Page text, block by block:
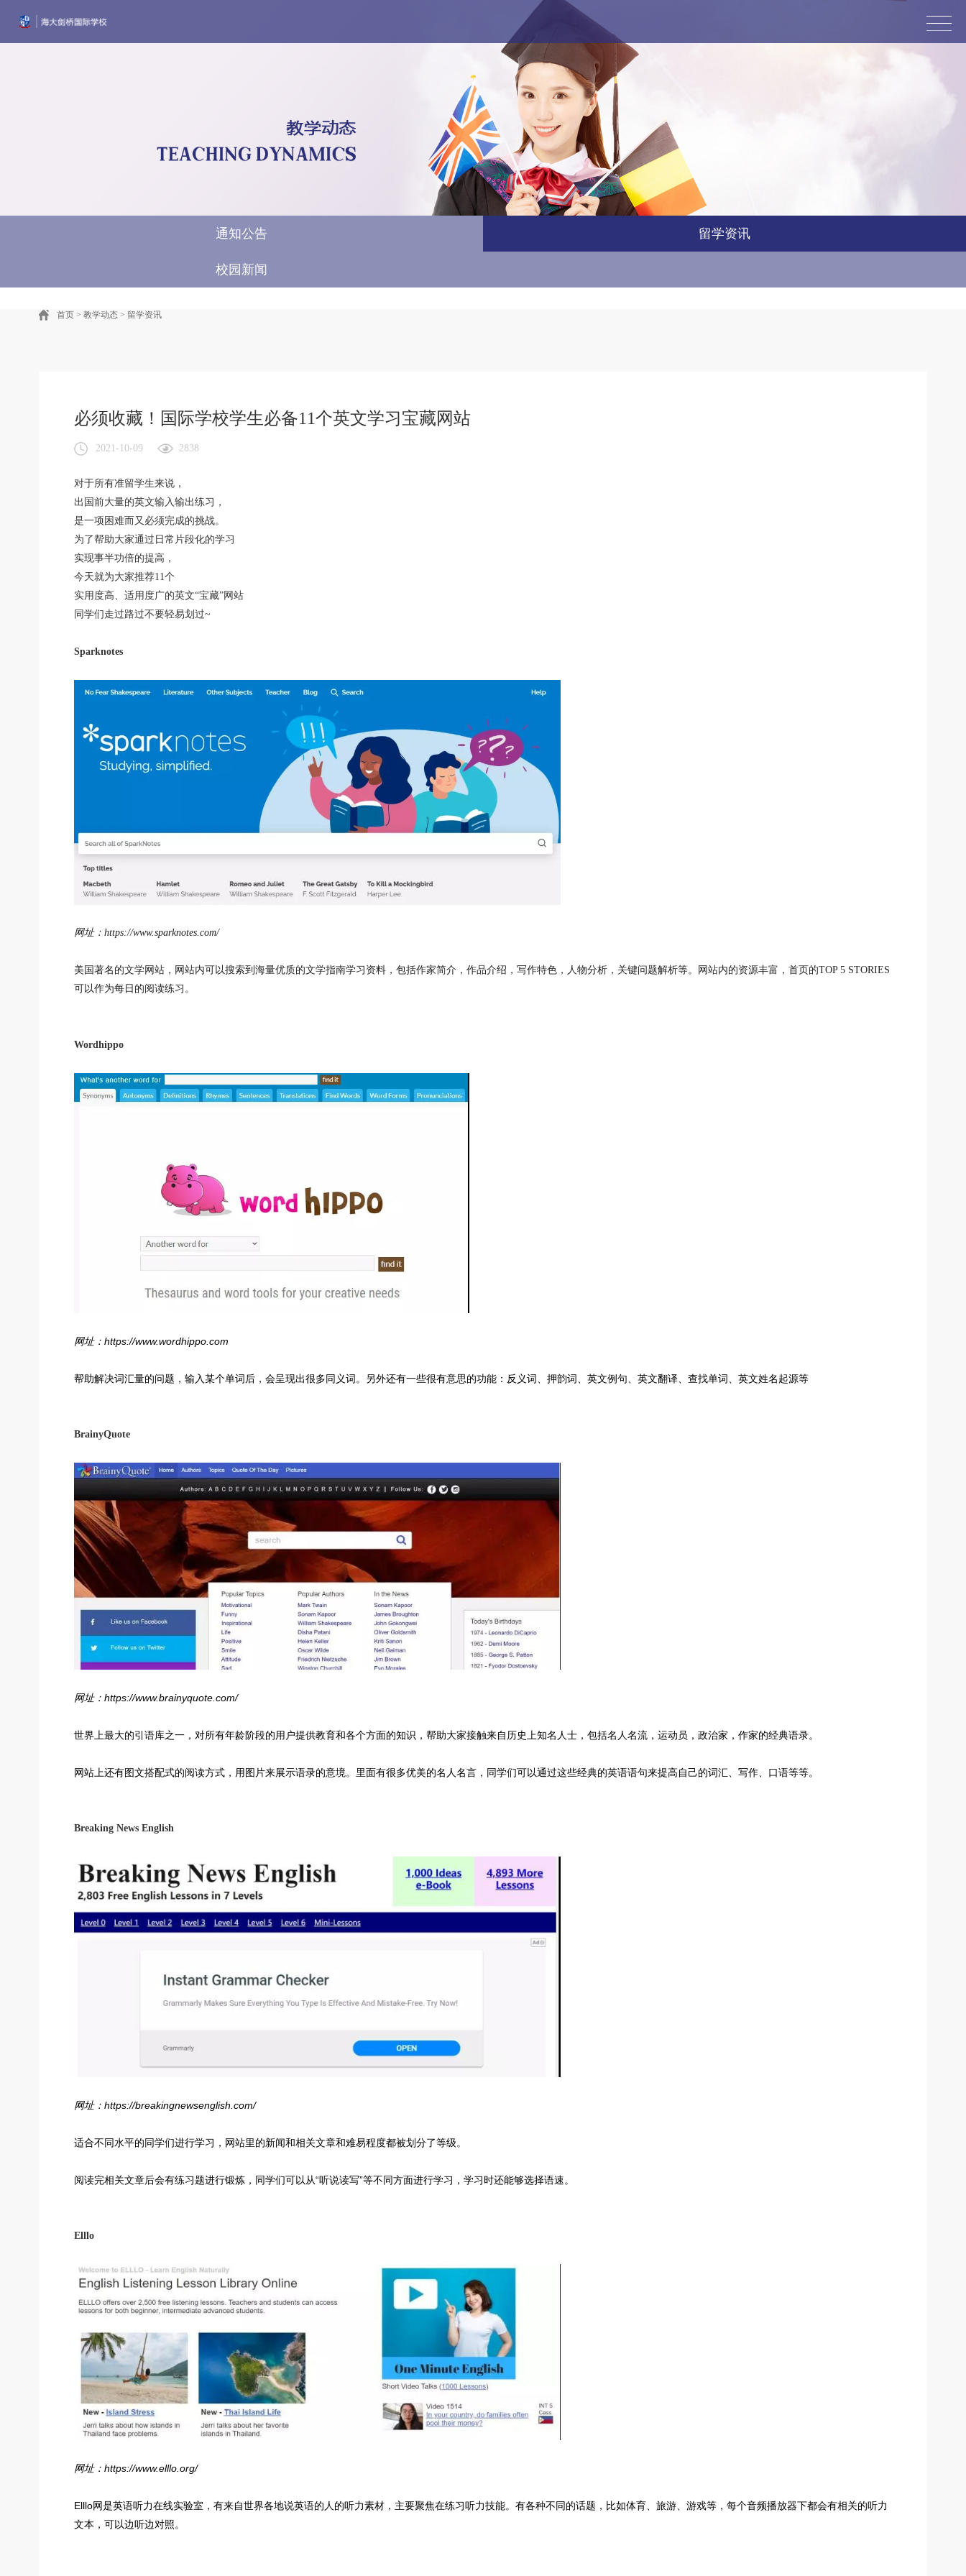
国际竞赛·游学 联系我们 English
通知公告 留学资讯
校园新闻
首页> 教学动态> 留学资讯
必须收藏！国际学校学生必备11个英文学习宝藏网站
2021-10-09 2838
对于所有准留学生来说，
出国前大量的英文输入输出练习，
是一项困难而又必须完成的挑战。
为了帮助大家通过日常片段化的学习
实现事半功倍的提高，
今天就为大家推荐11个
实用度高、适用度广的英文“宝藏”网站
同学们走过路过不要轻易划过~
Sparknotes
网址：https://www.sparknotes.com/
美国著名的文学网站，网站内可以搜索到海量优质的文学指南学习资料，包括作家简介，作品介绍，写作特色，人物分析，关键问题解析等。
网站内的资源丰富，首页的TOP 5 STORIES
可以作为每日的阅读练习。
Wordhippo
网址：https://www.wordhippo.com
帮助解决词汇量的问题，输入某个单词后，会呈现出很多同义词。另外还有一些很有意思的功能：反义词、押韵词、英文例句、英文翻译、查找单词、英文姓名起源等
BrainyQuote
网址：https://www.brainyquote.com/
世界上最大的引语库之一，对所有年龄阶段的用户提供教育和各个方面的知识，帮助大家接触来自历史上知名人士，包括名人名流，运动员，政治家，作家的经典语录。
网站上还有图文搭配式的阅读方式，用图片来展示语录的意境。里面有很多优美的名人名言，同学们可以通过这些经典的英语语句来提高自己的词汇、写作、口语等等。
Breaking News English
网址：https://breakingnewsenglish.com/
适合不同水平的同学们进行学习，网站里的新闻和相关文章和难易程度都被划分了等级。
阅读完相关文章后会有练习题进行锻炼，同学们可以从“听说读写”等不同方面进行学习，学习时还能够选择语速。
Elllo
网址：https://www.elllo.org/
Elllo网是英语听力在线实验室，有来自世界各地说英语的人的听力素材，主要聚焦在练习听力技能。有各种不同的话题，比如体育、旅游、游戏等，每个音频播放器下都会有相关的听力
文本，可以边听边对照。